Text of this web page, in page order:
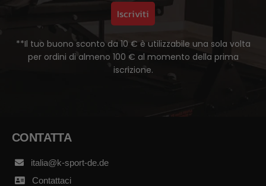
Iscriviti
**Il tuo buono sconto da 10 € è utilizzabile una sola volta
per ordini di almeno 100 € al momento della prima
iscrizione.
CONTATTA
italia@k-sport-de.de
Contattaci